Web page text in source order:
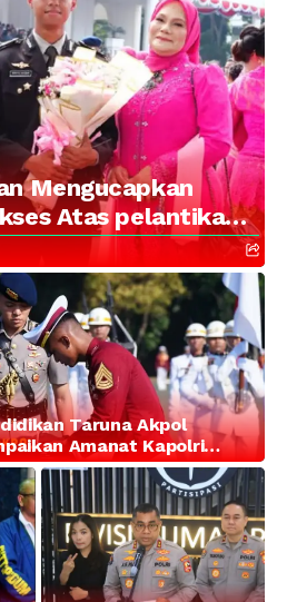
Mengucapkan
Atas pelantikan
Drs, A.M Kamal.
Polri Lulusan AKPOL
Taruna Akpol
Amanat Kapolri